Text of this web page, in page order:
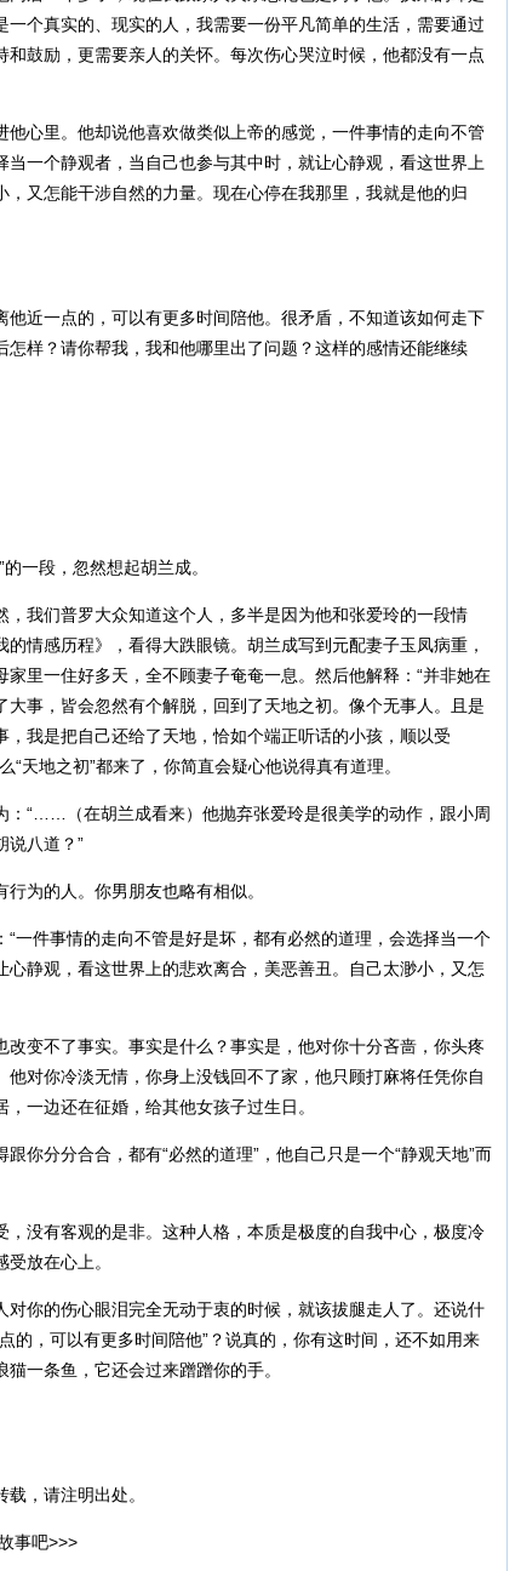
个真实的、现实的人，我需要一份平凡简单的生活，需要通过
和鼓励，更需要亲人的关怀。每次伤心哭泣时候，他都没有一点
他心里。他却说他喜欢做类似上帝的感觉，一件事情的走向不管
一个静观者，当自己也参与其中时，就让心静观，看这世界上
，又怎能干涉自然的力量。现在心停在我那里，我就是他的归
他近一点的，可以有更多时间陪他。很矛盾，不知道该如何走下
怎样？请你帮我，我和他哪里出了问题？这样的感情还能继续
一段，忽然想起胡兰成。
，我们普罗大众知道这个人，多半是因为他和张爱玲的一段情
情感历程》，看得大跌眼镜。胡兰成写到元配妻子玉凤病重，
家里一住好多天，全不顾妻子奄奄一息。然后他解释：“并非她在
事，皆会忽然有个解脱，回到了天地之初。像个无事人。且是
我是把自己还给了天地，恰如个端正听话的小孩，顺以受
“天地之初”都来了，你简直会疑心他说得真有道理。
：“……（在胡兰成看来）他抛弃张爱玲是很美学的动作，跟小周
说八道？”
为的人。你男朋友也略有相似。
一件事情的走向不管是好是坏，都有必然的道理，会选择当一个
心静观，看这世界上的悲欢离合，美恶善丑。自己太渺小，又怎
变不了事实。事实是什么？事实是，他对你十分吝啬，你头疼
对你冷淡无情，你身上没钱回不了家，他只顾打麻将任凭你自
一边还在征婚，给其他女孩子过生日。
你分分合合，都有“必然的道理”，他自己只是一个“静观天地”而
，没有客观的是非。这种人格，本质是极度的自我中心，极度冷
放在心上。
对你的伤心眼泪完全无动于衷的时候，就该拔腿走人了。还说什
的，可以有更多时间陪他”？说真的，你有这时间，还不如用来
一条鱼，它还会过来蹭蹭你的手。
载，请注明出处。
事吧>>>